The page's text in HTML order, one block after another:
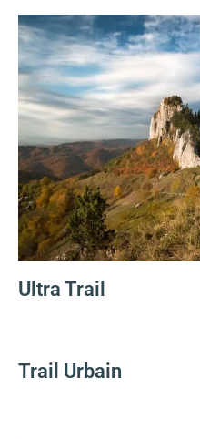
Ultra Trail
Trail Urbain